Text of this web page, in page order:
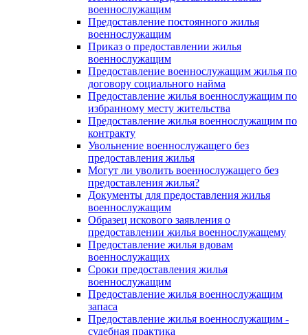
военнослужащим
Предоставление постоянного жилья
военнослужащим
Приказ о предоставлении жилья
военнослужащим
Предоставление военнослужащим жилья по
договору социального найма
Предоставление жилья военнослужащим по
избранному месту жительства
Предоставление жилья военнослужащим по
контракту
Увольнение военнослужащего без
предоставления жилья
Могут ли уволить военнослужащего без
предоставления жилья?
Документы для предоставления жилья
военнослужащим
Образец искового заявления о
предоставлении жилья военнослужащему
Предоставление жилья вдовам
военнослужащих
Сроки предоставления жилья
военнослужащим
Предоставление жилья военнослужащим
запаса
Предоставление жилья военнослужащим -
судебная практика